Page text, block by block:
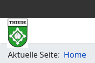
Aktuelle Seite: Home